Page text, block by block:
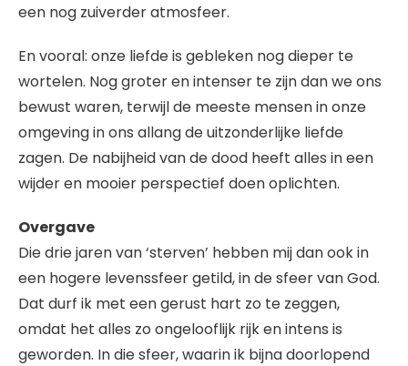
een nog zuiverder atmosfeer.
En vooral: onze liefde is gebleken nog dieper te
wortelen. Nog groter en intenser te zijn dan we ons
bewust waren, terwijl de meeste mensen in onze
omgeving in ons allang de uitzonderlijke liefde
zagen. De nabijheid van de dood heeft alles in een
wijder en mooier perspectief doen oplichten.
Overgave
Die drie jaren van ‘sterven’ hebben mij dan ook in
een hogere levenssfeer getild, in de sfeer van God.
Dat durf ik met een gerust hart zo te zeggen,
omdat het alles zo ongelooflijk rijk en intens is
geworden. In die sfeer, waarin ik bijna doorlopend